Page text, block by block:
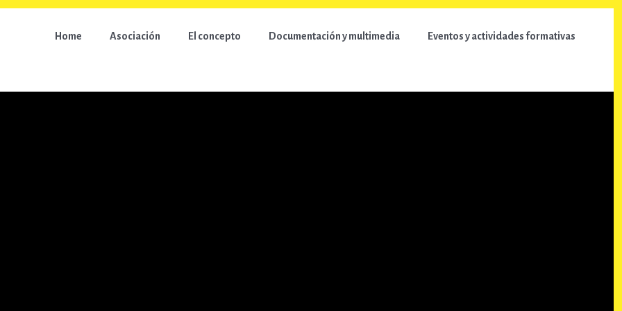
Home Asociación El concepto Documentación y multimedia Eventos y actividades formativas